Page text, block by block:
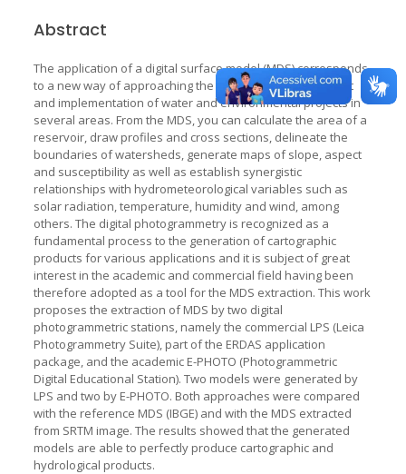
Abstract
The application of a digital surface model (MDS) corresponds
to a new way of approaching the problem of development
and implementation of water and environmental projects in
several areas. From the MDS, you can calculate the area of a
reservoir, draw profiles and cross sections, delineate the
boundaries of watersheds, generate maps of slope, aspect
and susceptibility as well as establish synergistic
relationships with hydrometeorological variables such as
solar radiation, temperature, humidity and wind, among
others. The digital photogrammetry is recognized as a
fundamental process to the generation of cartographic
products for various applications and it is subject of great
interest in the academic and commercial field having been
therefore adopted as a tool for the MDS extraction. This work
proposes the extraction of MDS by two digital
photogrammetric stations, namely the commercial LPS (Leica
Photogrammetry Suite), part of the ERDAS application
package, and the academic E-PHOTO (Photogrammetric
Digital Educational Station). Two models were generated by
LPS and two by E-PHOTO. Both approaches were compared
with the reference MDS (IBGE) and with the MDS extracted
from SRTM image. The results showed that the generated
models are able to perfectly produce cartographic and
hydrological products.